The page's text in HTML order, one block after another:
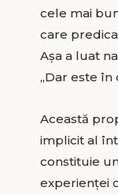
cele mai
care
Aşa a luat
„Dar este
Această
implicit al
constituie
experienţei